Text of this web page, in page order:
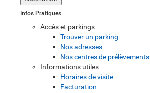
Infos Pratiques
Accès et parkings
Trouver un parking
Nos adresses
Nos centres de prélèvements
Informations utiles
Horaires de visite
Facturation